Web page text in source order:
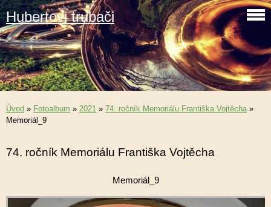
Hubertovi trubači
Úvod » Fotoalbum » 2021 » 74. ročník Memoriálu Františka Vojtěcha»
Memoriál_9
74. ročník Memoriálu Františka Vojtěcha
Memoriál_9